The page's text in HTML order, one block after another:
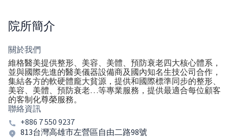
院所簡介
關於我們
維格醫美提供整形、美容、美體、預防衰老四大核心體系，
並與國際先進的醫美儀器設備商及國內知名生技公司合作，
集結各方的軟硬體龐大貧源，提供和國際標準同步的整形、
美容、美體、預防衰老…等專業服務，提供最適合每位顧客
的客制化尊榮服務。
聯絡資訊
+886 7 550 9237
813台灣高雄市左營區自由二路98號